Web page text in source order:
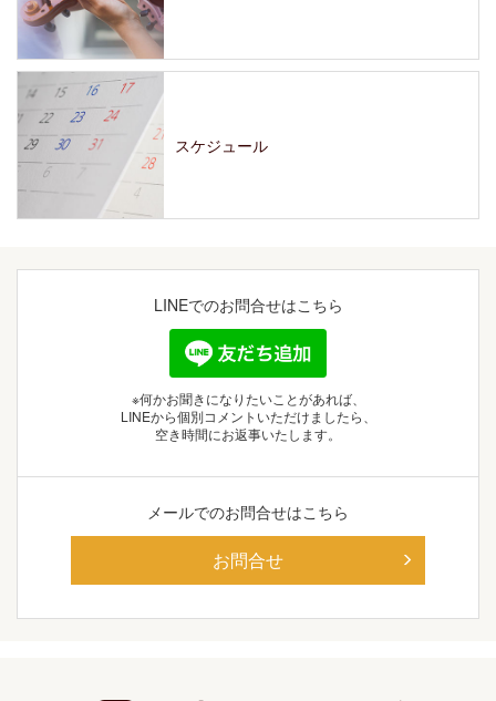
LINEでのお問合せはこちら
※何かお聞きになりたいことがあれば、
LINEから個別コメントいただけましたら、
空き時間にお返事いたします。
メールでのお問合せはこちら
お問合せ
スケジュール